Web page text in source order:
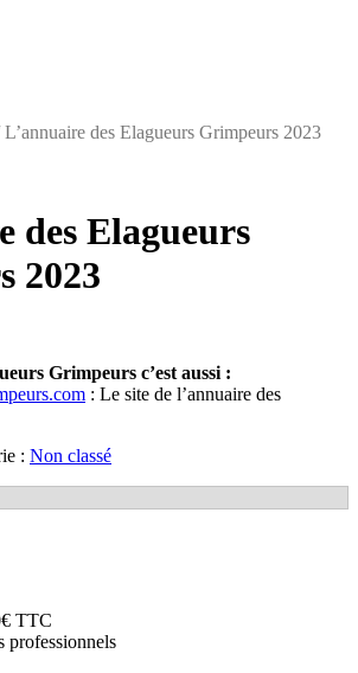
professionnels
L’annuaire des Elagueurs Grimpeurs 2023
des Elagueurs
2023
Grimpeurs c’est aussi :
: Le site de l’annuaire des
: Non classé
TTC
professionnels